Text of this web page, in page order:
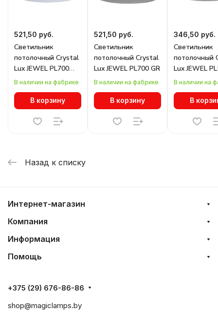
521,50 руб.
Светильник
потолочный Crystal
Lux JEWEL PL700
WH
В наличии на фабрике
В корзину
521,50 руб.
Светильник
потолочный Crystal
Lux JEWEL PL700 GR
В наличии на фабрике
В корзину
346,50 руб.
Светильник
потолочный
Lux JEWEL
В наличии на
В
Назад к списку
Интернет-магазин
Компания
Информация
Помощь
+375 (29) 676-86-86
shop@magiclamps.by